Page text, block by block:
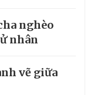
nghèo
nhân
vẽ giữa